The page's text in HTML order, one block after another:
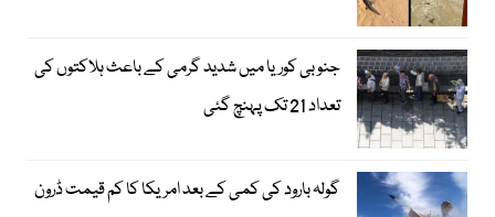
جنوبی کوریا میں شدید گرمی کے باعث ہلاکتوں کی
تعداد 21 تک پہنچ گئی
گولہ بارود کی کمی کے بعد امریکا کا کم قیمت ڈرون